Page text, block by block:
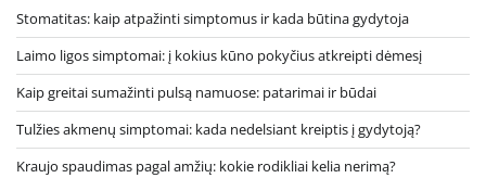
Stomatitas: kaip atpažinti simptomus ir kada būtina gydytoja
Laimo ligos simptomai: į kokius kūno pokyčius atkreipti dėmesį
Kaip greitai sumažinti pulsą namuose: patarimai ir būdai
Tulžies akmenų simptomai: kada nedelsiant kreiptis į gydytoją?
Kraujo spaudimas pagal amžių: kokie rodikliai kelia nerimą?